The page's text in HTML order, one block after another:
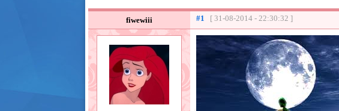
fiwewiii #1 [ 31-08-2014 - 22:30:32 ]